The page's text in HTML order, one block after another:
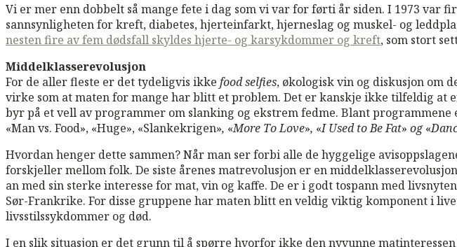
Vi er mer enn dobbelt så mange fete i dag som vi var for førti år siden. I 1973 var
sannsynligheten for kreft, diabetes, hjerteinfarkt, hjerneslag og muskel- og
nesten fire av fem dødsfall skyldes hjerte- og karsykdommer og kreft, som stort
Middelklasserevolusjon
For de aller fleste er det tydeligvis ikke food selfies, økologisk vin og diskusjon om
virke som at maten for mange har blitt et problem. Det er kanskje ikke tilfeldig
byr på et vell av programmer om slanking og ekstrem fedme. Blant
«Man vs. Food», «Huge», «Slankekrigen», «More To Love», «I Used to Be Fat» og«
Hvordan henger dette sammen? Når man ser forbi alle de hyggelige
forskjeller mellom folk. De siste årenes matrevolusjon er en
an med sin sterke interesse for mat, vin og kaffe. De er i godt tospann med
Sør-Frankrike. For disse gruppene har maten blitt en veldig viktig komponent i
livsstilssykdommer og død.
I en slik situasjon er det grunn til å spørre hvorfor ikke den nyvunne